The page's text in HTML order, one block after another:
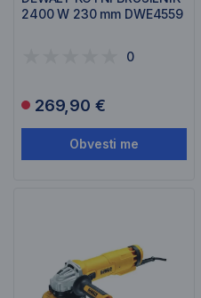
2400 W 230 mm DWE4559
0
269,90 €
Obvesti me